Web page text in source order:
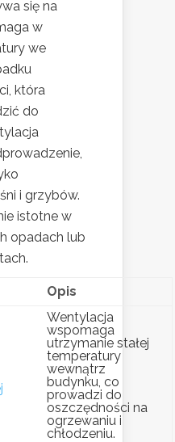
się na
w
we
która
do
i grzybów.
istotne w
opadach lub
Opis
Wentylacja
wspomaga
utrzymanie stałej
temperatury
wewnątrz
budynku, co
prowadzi do
oszczędności na
ogrzewaniu i
chłodzeniu.